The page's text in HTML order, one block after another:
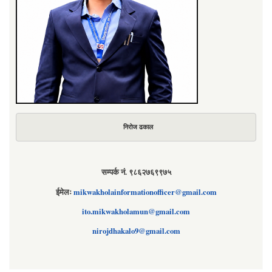
निरोज ढकाल
सम्पर्क नं. ९८६२७६९९७५
ईमेलःmikwakholainformationofficer@gmail.com
ito.mikwakholamun@gmail.com
nirojdhakalo9@gmail.com